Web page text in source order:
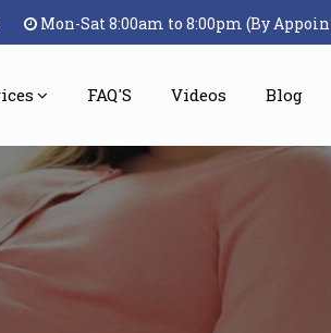
Mon-Sat 8:00am to 8:00pm (By
FAQ'S Videos Blog